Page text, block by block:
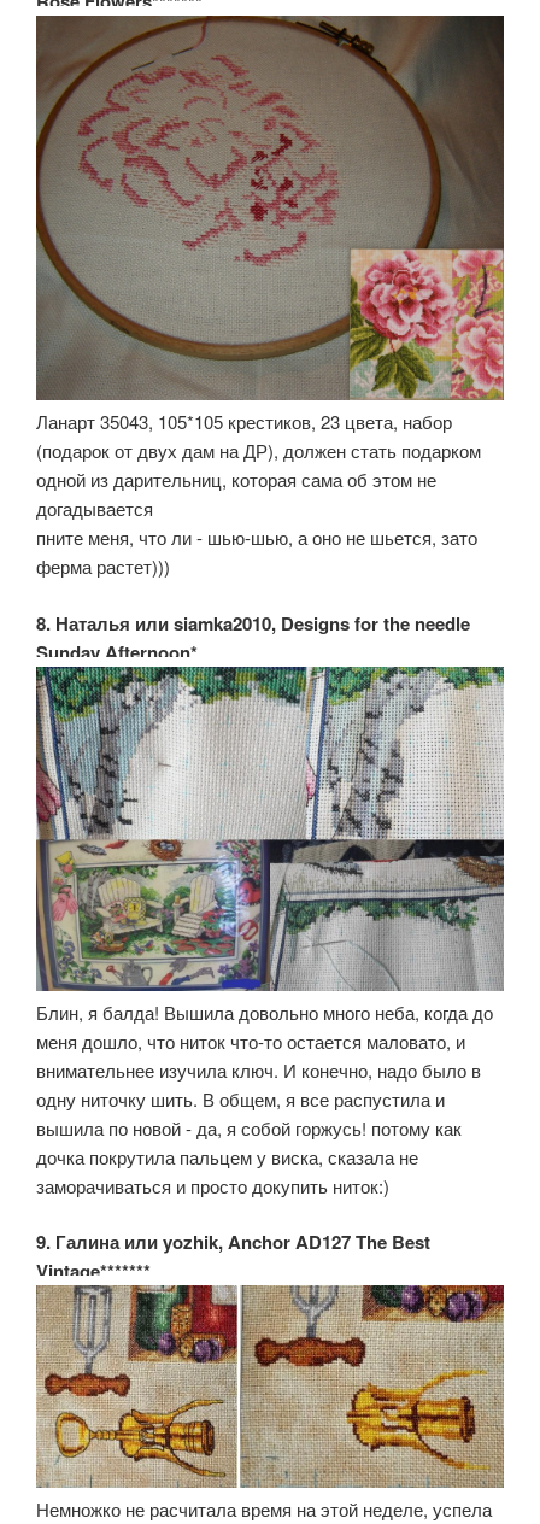
Ланарт 35043, 105*105 крестиков, 23 цвета, набор
(подарок от двух дам на ДР), должен стать подарком
одной из дарительниц, которая сама об этом не
догадывается
пните меня, что ли - шью-шью, а оно не шьется, зато
ферма растет)))
8. Наталья или siamka2010, Designs for the needle
Sunday Afternoon*
Блин, я балда! Вышила довольно много неба, когда до
меня дошло, что ниток что-то остается маловато, и
внимательнее изучила ключ. И конечно, надо было в
одну ниточку шить. В общем, я все распустила и
вышила по новой - да, я собой горжусь! потому как
дочка покрутила пальцем у виска, сказала не
заморачиваться и просто докупить ниток:)
9. Галина или yozhik, Anchor AD127 The Best
Vintage*******
Немножко не расчитала время на этой неделе, успела